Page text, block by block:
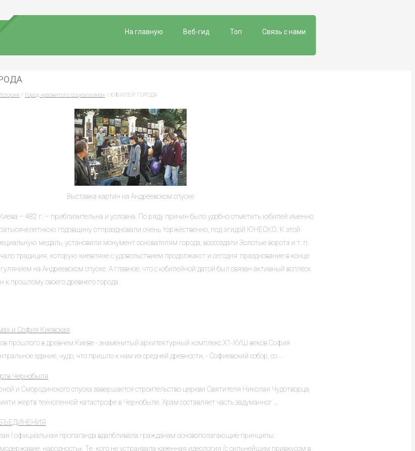
Связь с нами
Топ
Веб-гид
На главную
/ Город «развитого социализма» / ЮБИЛЕЙ ГОРОДА
Выставка картин на Андреевском спуске
– 482 г. – приблизительна и условна. По ряду причин было удобно отметить юбилей именно
годовщину отпраздновали очень торжественно, под эгидой ЮНЕСКО. К этой
медаль, установили монумент основателям города, воссоздали Золотые ворота и т. п.
традиция, которую киевляне с удовольствием продолжают и сегодня: празднование в конце
на Андреевском спуске. А главное, что с юбилейной датой был связан активный всплеск
к прошлому своего древнего города.
и София Киевская
прошлого в древнем Киеве - знаменитый архитектурный комплекс Х1-ХУШ веков София
здание, чудо, что пришло к нам из средней древности, - Софиевский собор, со ...
Чернобыля
и Смородинского спуска завершается строительство церкви Святителя Николая Чудотворца,
жертв техногенной катастрофе в Чернобыле. Храм составляет часть задуманног ...
I официальная пропаганда вдалбливала гражданам основополагающие принципы:
народность». Те, кого не устраивала казенная идеология (с сильнейшим привкусом в